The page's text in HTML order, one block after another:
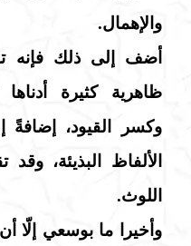
والإهمال.
أضف إلى ذلك فإنه
ظاهرية كثيرة
وكسر القيود، إضافةً
الألفاظ البذيئة،
اللوث.
وأخيرا ما بوسعي إلّا